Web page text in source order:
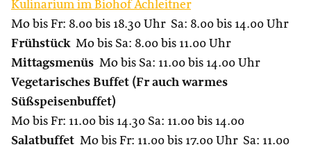
Kulinarium im Biohof Achleitner
Mo bis Fr: 8.00 bis 18.30 Uhr Sa: 8.00 bis 14.00 Uhr
Frühstück Mo bis Sa: 8.00 bis 11.00 Uhr
Mittagsmenüs Mo bis Sa: 11.00 bis 14.00 Uhr
Vegetarisches Buffet (Fr auch warmes
Süßspeisenbuffet)
Mo bis Fr: 11.00 bis 14.30 Sa: 11.00 bis 14.00
Salatbuffet Mo bis Fr: 11.00 bis 17.00 Uhr Sa: 11.00